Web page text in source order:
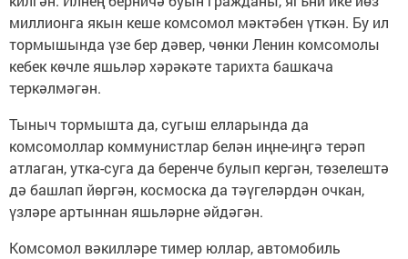
миллионга якын кеше комсомол мәктәбен үткән. Бу ил
тормышында үзе бер дәвер, чөнки Ленин комсомолы
кебек көчле яшьләр хәрәкәте тарихта башкача
теркәлмәгән.
Тыныч тормышта да, сугыш елларында да
комсомоллар коммунистлар белән иңне-иңгә терәп
атлаган, утка-суга да беренче булып кергән, төзелештә
дә башлап йөргән, космоска да тәүгеләрдән очкан,
үзләре артыннан яшьләрне әйдәгән.
Комсомол вәкилләре тимер юллар, автомобиль